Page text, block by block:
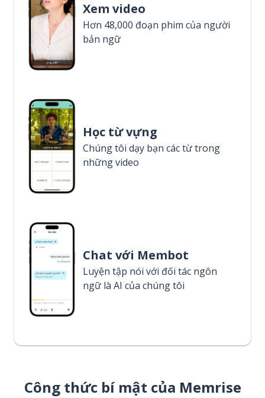
Xem video
Hơn 48,000 đoạn phim của người
bản ngữ
Học từ vựng
Chúng tôi dạy bạn các từ trong
những video
Chat với Membot
Luyện tập nói với đối tác ngôn
ngữ là AI của chúng tôi
Công thức bí mật của Memrise